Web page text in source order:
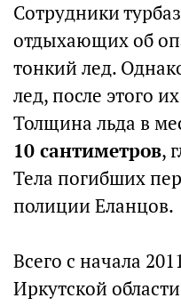
Сотрудники
отдыхающих об
тонкий лед.
лед, после этого
Толщина льда в
10 сантиметров,
Тела погибших
полиции Еланцов.
Всего с начала
Иркутской